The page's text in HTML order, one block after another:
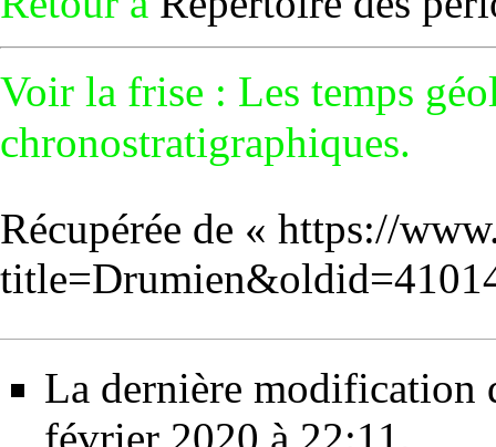
Voir la frise : Les temps
chronostratigraphiques‎.
Récupérée de « https://
La dernière modification